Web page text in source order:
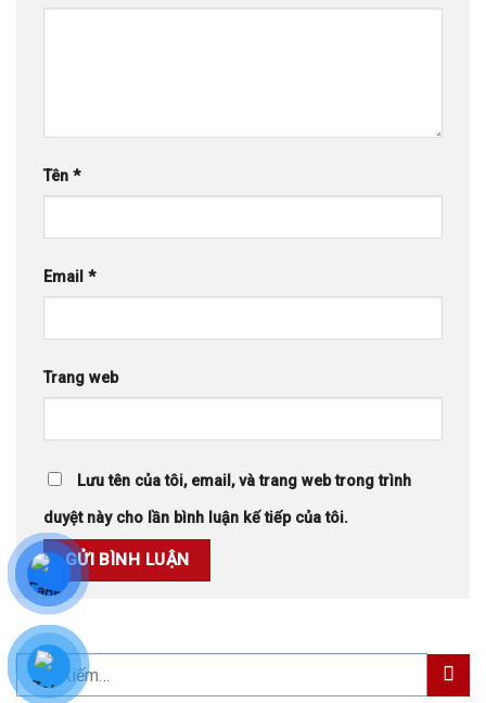
Tên *
Email *
Trang web
Lưu tên của tôi, email, và trang web trong trình
duyệt này cho lần bình luận kế tiếp của tôi.